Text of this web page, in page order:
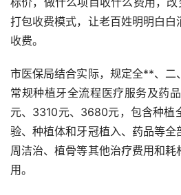
打包收费模式，让老百姓明明白白
收费。
市医保局结合实际，规定全**、二
常规种植牙全流程医疗服务及药
元、3310元、3680元，包含种植
验、种植体和牙冠植入、药品等全
周洁治、植骨等其他治疗费用和
用。